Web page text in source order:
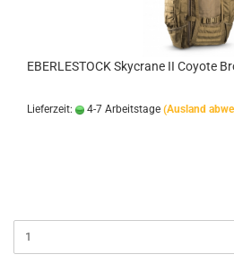
EBERLESTOCK Skycrane II Coyote
Lieferzeit: 4-7 Arbeitstage (Ausland